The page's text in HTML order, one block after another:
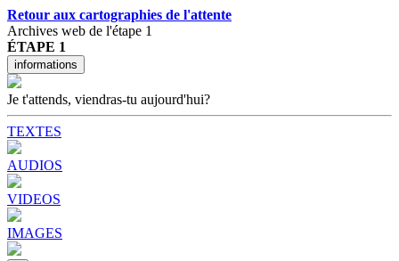
Retour aux cartographies de l'attente
Archives web de l'étape 1
ÉTAPE 1
informations
Je t'attends, viendras-tu aujourd'hui?
TEXTES
AUDIOS
VIDEOS
IMAGES